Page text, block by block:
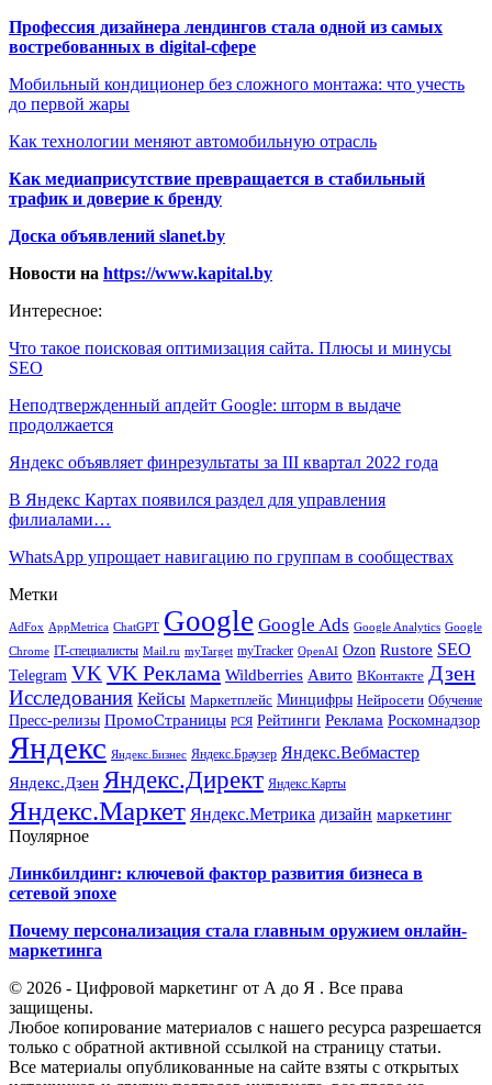
Профессия дизайнера лендингов стала одной из самых
востребованных в digital-сфере
Мобильный кондиционер без сложного монтажа: что учесть
до первой жары
Как технологии меняют автомобильную отрасль
Как медиаприсутствие превращается в стабильный
трафик и доверие к бренду
Доска объявлений slanet.by
Новости на https://www.kapital.by
Интересное:
Что такое поисковая оптимизация сайта. Плюсы и минусы
SEO
Неподтвержденный апдейт Google: шторм в выдаче
продолжается
Яндекс объявляет финрезультаты за III квартал 2022 года
В Яндекс Картах появился раздел для управления
филиалами…
WhatsApp упрощает навигацию по группам в сообществах
Метки
AdFox AppMetrica ChatGPT Google Google Ads Google Analytics Google
Chrome IT-специалисты Mail.ru myTarget myTracker OpenAI Ozon Rustore SEO
Telegram VK VK Реклама Wildberries Авито ВКонтакте Дзен
Исследования Кейсы Маркетплейс Минцифры Нейросети Обучение
Пресс-релизы ПромоСтраницы РСЯ Рейтинги Реклама Роскомнадзор
Яндекс Яндекс.Бизнес Яндекс.Браузер Яндекс.Вебмастер
Яндекс.Дзен Яндекс.Директ Яндекс.Карты
Яндекс.Маркет Яндекс.Метрика дизайн маркетинг
Поулярное
Линкбилдинг: ключевой фактор развития бизнеса в
сетевой эпохе
Почему персонализация стала главным оружием онлайн-
маркетинга
© 2026 - Цифровой маркетинг от А до Я . Все права
защищены.
Любое копирование материалов с нашего ресурса разрешается
только с обратной активной ссылкой на страницу статьи.
Все материалы опубликованные на сайте взяты с открытых